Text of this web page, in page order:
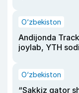
O‘zbekiston
Andijonda
joylab, YTH
O‘zbekiston
“Sakkiz qator